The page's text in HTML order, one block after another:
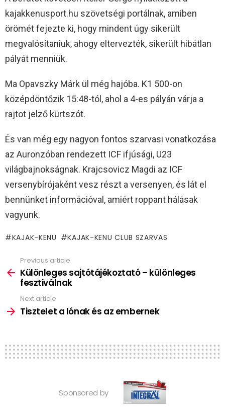
kajakkenusport.hu szövetségi portálnak, amiben
örömét fejezte ki, hogy mindent úgy sikerült
megvalósítaniuk, ahogy eltervezték, sikerült hibátlan
pályát menniük.
Ma Opavszky Márk ül még hajóba. K1 500-on
középdöntőzik 15:48-tól, ahol a 4-es pályán várja a
rajtot jelző kürtszót.
És van még egy nagyon fontos szarvasi vonatkozása
az Auronzóban rendezett ICF ifjúsági, U23
világbajnokságnak. Krajcsovicz Magdi az ICF
versenybírójaként vesz részt a versenyen, és lát el
bennünket információval, amiért roppant hálásak
vagyunk.
KAJAK-KENU KAJAK-KENU CLUB SZARVAS
more
Previous article
Különleges sajtótájékoztató – különleges
fesztiválnak
Next article
Tisztelet a lónak és az embernek
Sponsored by